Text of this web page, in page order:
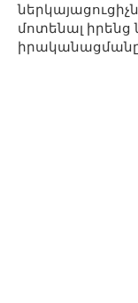
մոտենալ